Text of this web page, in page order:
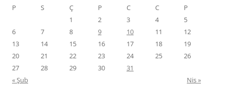
P
S Ç P C C
P
1
2 3 4
5
6
7 8 9 10 11
12
13
14 15 16 17 18
19
20
21 22 23 24 25
26
27
28 29 30
31
« Şub
Nis »